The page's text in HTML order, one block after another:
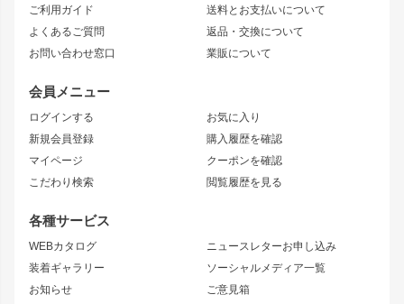
ご利用ガイド
よくあるご質問
お問い合わせ窓口
送料とお支払いについて
返品・交換について
業販について
会員メニュー
ログインする
新規会員登録
マイページ
こだわり検索
お気に入り
購入履歴を確認
クーポンを確認
閲覧履歴を見る
各種サービス
WEBカタログ
装着ギャラリー
お知らせ
ニュースレターお申し込み
ソーシャルメディア一覧
ご意見箱
JZX110 MARK II
JZX100 MARK II
JZX90 MARK II
トレノ
マークX
アリスト
ソアラ
アルテッツァ
ニッサン
S15 シルビア
S14 シルビア 後期
S13 シルビア
180SX
シルエイティ
ワンビア
ローレル
セフィーロ
キャラバン
ドリフトライン
風神
雷神
レーシングライン
アタックライン
ストリームライン
リアウイング
ジムニーパーツ
ホイール